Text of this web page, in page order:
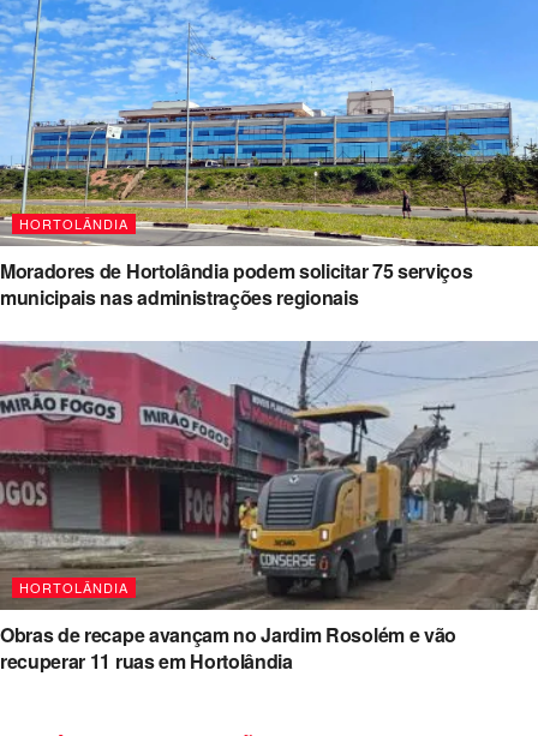
HORTOLÂNDIA
Moradores de Hortolândia podem solicitar 75 serviços
municipais nas administrações regionais
HORTOLÂNDIA
Obras de recape avançam no Jardim Rosolém e vão
recuperar 11 ruas em Hortolândia